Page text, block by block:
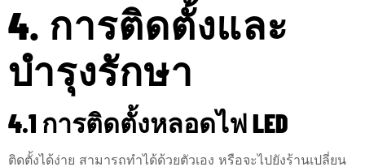
4. การติดตั้งและ
บำรุงรักษา
4.1 การติดตั้งหลอดไฟ LED
ติดตั้งได้ง่าย สามารถทำได้ด้วยตัวเอง หรือจะไปยังร้านเปลี่ยน